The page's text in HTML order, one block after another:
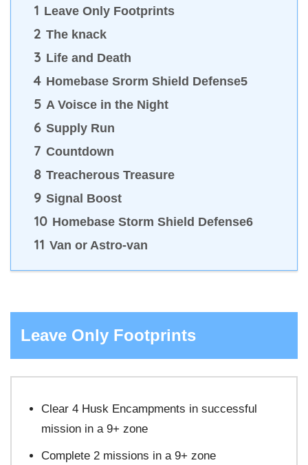
1 Leave Only Footprints
2 The knack
3 Life and Death
4 Homebase Srorm Shield Defense5
5 A Voisce in the Night
6 Supply Run
7 Countdown
8 Treacherous Treasure
9 Signal Boost
10 Homebase Storm Shield Defense6
11 Van or Astro-van
Leave Only Footprints
Clear 4 Husk Encampments in successful
mission in a 9+ zone
Complete 2 missions in a 9+ zone